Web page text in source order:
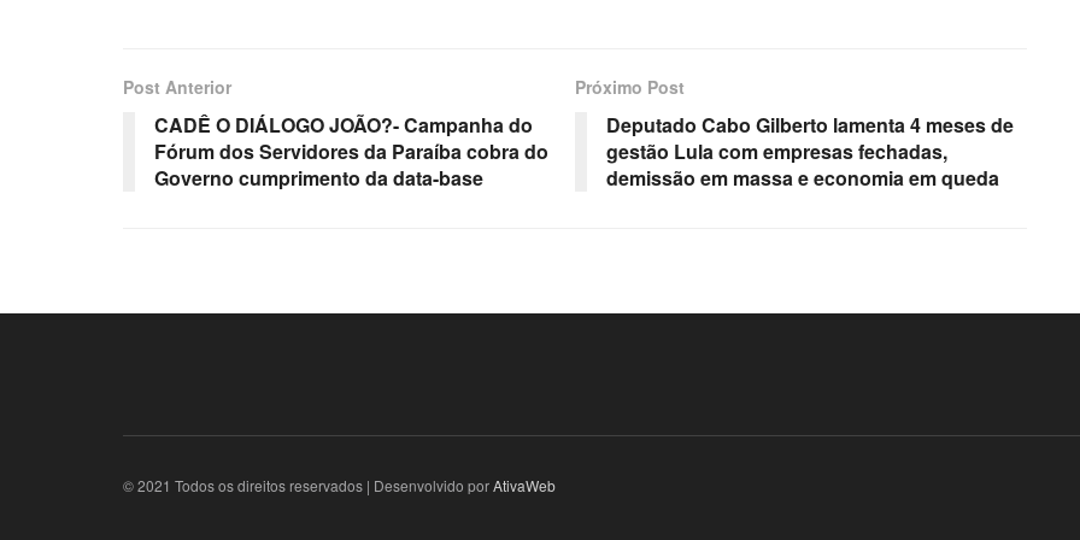
Post Anterior
CADÊ O DIÁLOGO JOÃO?- Campanha do
Fórum dos Servidores da Paraíba cobra do
Governo cumprimento da data-base
Próximo Post
Deputado Cabo Gilberto lamenta 4 meses de
gestão Lula com empresas fechadas,
demissão em massa e economia em queda
© 2021 Todos os direitos reservados | Desenvolvido porAtivaWeb